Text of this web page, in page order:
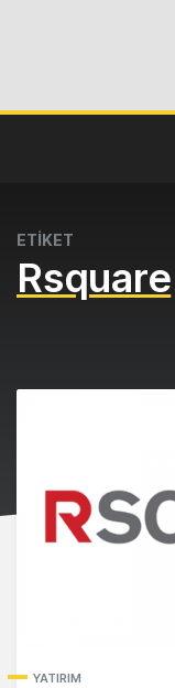
ETİKET
Rsquare
YATIRIM